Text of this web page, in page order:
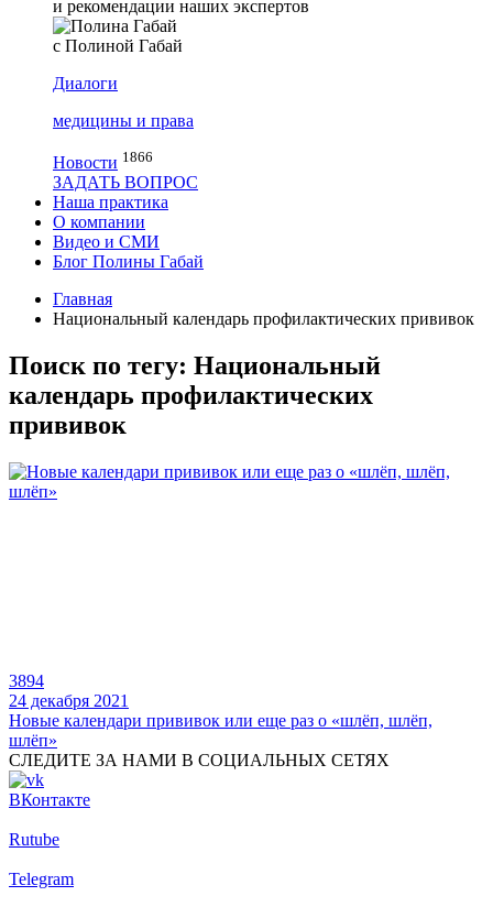
и рекомендации наших экспертов
с Полиной Габай
Диалоги
медицины и права
Новости 1866
ЗАДАТЬ ВОПРОС
Наша практика
О компании
Видео и СМИ
Блог Полины Габай
Главная
Национальный календарь профилактических прививок
Поиск по тегу: Национальный
календарь профилактических
прививок
3894
24 декабря 2021
Новые календари прививок или еще раз о «шлёп, шлёп,
шлёп»
СЛЕДИТЕ ЗА НАМИ В СОЦИАЛЬНЫХ СЕТЯХ
ВКонтакте
Rutube
Telegram